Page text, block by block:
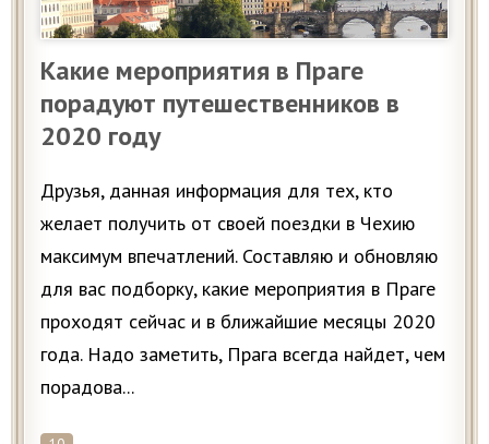
Какие мероприятия в Праге
порадуют путешественников в
2020 году
Друзья, данная информация для тех, кто
желает получить от своей поездки в Чехию
максимум впечатлений. Составляю и обновляю
для вас подборку, какие мероприятия в Праге
проходят сейчас и в ближайшие месяцы 2020
года. Надо заметить, Прага всегда найдет, чем
порадова...